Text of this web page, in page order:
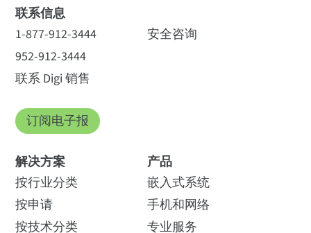
联系信息
1-877-912-3444
952-912-3444
联系 Digi 销售
安全咨询
订阅电子报
解决方案
按行业分类
按申请
按技术分类
产品
嵌入式系统
手机和网络
专业服务